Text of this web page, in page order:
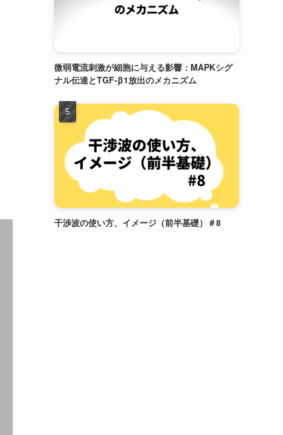
微弱電流刺激が細胞に与える影響：MAPKシグ
ナル伝達とTGF-β1放出のメカニズム
干渉波の使い方、イメージ（前半基礎）＃8